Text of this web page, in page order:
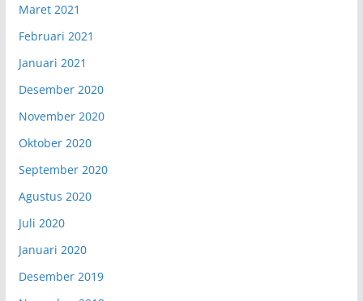
Maret 2021
Februari 2021
Januari 2021
Desember 2020
November 2020
Oktober 2020
September 2020
Agustus 2020
Juli 2020
Januari 2020
Desember 2019